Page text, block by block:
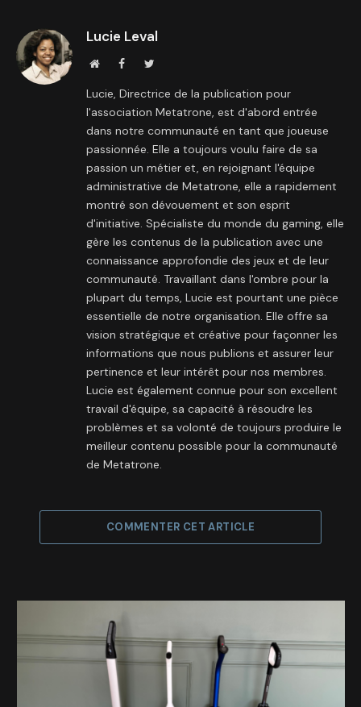
Lucie Leval
Site
FacebookTwitter
Lucie, Directrice de la publication pour
l'association Metatrone, est d'abord entrée
dans notre communauté en tant que joueuse
passionnée. Elle a toujours voulu faire de sa
passion un métier et, en rejoignant l'équipe
administrative de Metatrone, elle a rapidement
montré son dévouement et son esprit
d'initiative. Spécialiste du monde du gaming, elle
gère les contenus de la publication avec une
connaissance approfondie des jeux et de leur
communauté. Travaillant dans l'ombre pour la
plupart du temps, Lucie est pourtant une pièce
essentielle de notre organisation. Elle offre sa
vision stratégique et créative pour façonner les
informations que nous publions et assurer leur
pertinence et leur intérêt pour nos membres.
Lucie est également connue pour son excellent
travail d'équipe, sa capacité à résoudre les
problèmes et sa volonté de toujours produire le
meilleur contenu possible pour la communauté
de Metatrone.
COMMENTER CET ARTICLE